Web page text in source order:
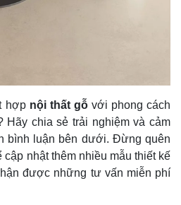
hợp nội thất gỗvới phong cách
Hãy chia sẻ trải nghiệm và cảm
bình luận bên dưới. Đừng quên
cập nhật thêm nhiều mẫu thiết kế
được những tư vấn miễn phí